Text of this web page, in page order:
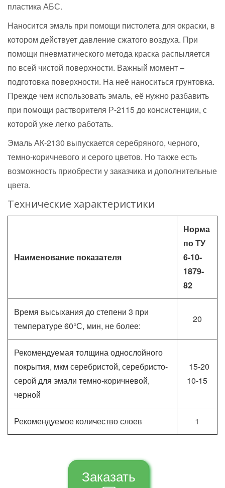
пластика АБС.
Наносится эмаль при помощи пистолета для окраски, в
котором действует давление сжатого воздуха. При
помощи пневматического метода краска распыляется
по всей чистой поверхности. Важный момент –
подготовка поверхности. На неё наноситься грунтовка.
Прежде чем использовать эмаль, её нужно разбавить
при помощи растворителя Р-2115 до консистенции, с
которой уже легко работать.
Эмаль АК-2130 выпускается серебряного, черного,
темно-коричневого и серого цветов. Но также есть
возможность приобрести у заказчика и дополнительные
цвета.
Технические характеристики
Наименование показателя
Норма
по ТУ
6-10-
1879-
82
Время высыхания до степени 3 при
температуре 60°С, мин, не более:
20
Рекомендуемая толщина однослойного
покрытия, мкм серебристой, серебристо-
серой для эмали темно-коричневой,
черной
15-20
10-15
Рекомендуемое количество слоев 1
Заказать